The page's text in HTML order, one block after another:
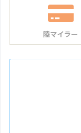
陸マイラー